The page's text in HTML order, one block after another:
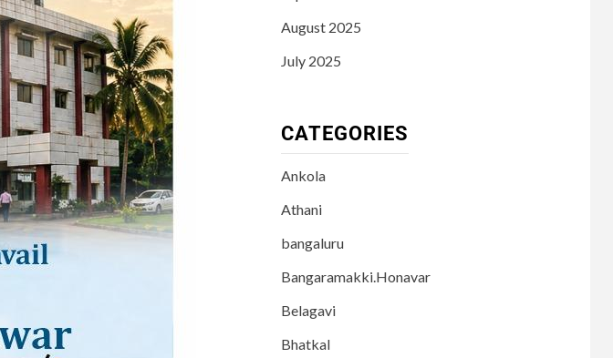
August 2025
July 2025
CATEGORIES
Ankola
Athani
bangaluru
Bangaramakki.Honavar
Belagavi
Bhatkal